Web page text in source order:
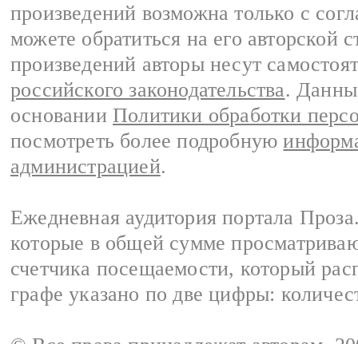
произведений возможна только с
можете обратиться на его авторской
произведений авторы несут
российского законодательства.
основании Политики обработки
посмотреть более подробную
администрацией.
Ежедневная аудитория портала
которые в общей сумме
счетчика посещаемости, который
графе указано по две цифры: